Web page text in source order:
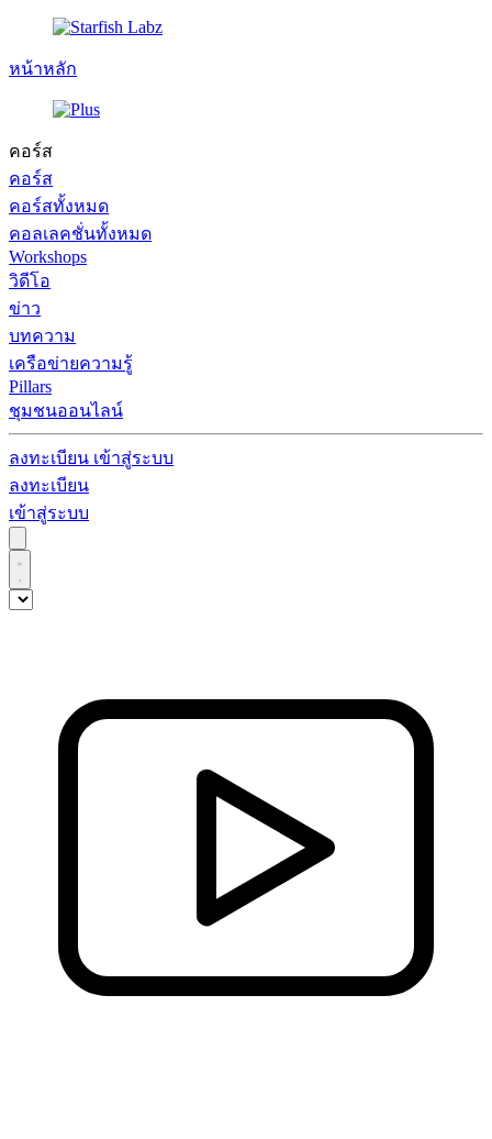
หน้าหลัก
คอร์ส
คอร์ส
คอร์สทั้งหมด
คอลเลคชั่นทั้งหมด
Workshops
วิดีโอ
ข่าว
บทความ
เครือข่ายความรู้
Pillars
ชุมชนออนไลน์
ลงทะเบียน เข้าสู่ระบบ
ลงทะเบียน
เข้าสู่ระบบ